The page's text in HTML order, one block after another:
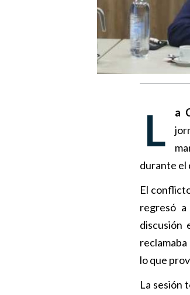
La
durante el
El
regresó
discusión
lo que
La sesión